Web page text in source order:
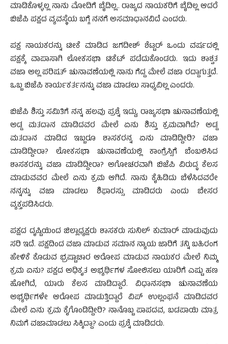
ಮಾಡಿಕೊಳ್ಳಲ್ಲ ನಾನು ಮೋದಿಗೆ ಬೈದಿಲ್ಲ.. ರಾಜ್ಯದ ನಾಯಕರಿಗೆ ಬೈದಿಲ್ಲ ಆದರೆ
ಬಿಜೆಪಿ ಪಕ್ಷದ ವ್ಯವಸ್ಥೆಯ ಬಗ್ಗೆ ನನಗೆ ಅಸಮಾಧಾನವಿದೆ ಎಂದರು.
ಪಕ್ಷ ನಾಯಕರನ್ನು ಟೀಕೆ ಮಾಡಿದ ಜಗದೀಶ್ ಶೆಟ್ಟರ್ ಒಂದು ವರ್ಷದಲ್ಲಿ
ಪಕ್ಷಕ್ಕೆ ವಾಪಾಸಾಗಿ ಲೋಕಸಭಾ ಟಿಕೆಟ್ ಪಡೆದುಕೊಂಡರು. ಇದು ಶಾಶ್ವತ
ವಜಾ ಅಲ್ಲ ಪರಿಷತ್ ಚುನಾವಣೆಯಲ್ಲಿ ನಾನು ಗೆದ್ದ ಮೇಲೆ ವಜಾ ರದ್ದಾಗುತ್ತದೆ.
ಒಬ್ಬ ಬಿಜೆಪಿ ಕಾರ್ಯಕರ್ತನನ್ನು ವಜಾ ಮಾಡಲು ಸಾಧ್ಯವಿಲ್ಲ ಎಂದರು.
ಬಿಜೆಪಿ ಶಿಸ್ತು ಸಮಿತಿಗೆ ನನ್ನ ಹಲವು ಪ್ರಶ್ನೆ ಇದ್ದು, ರಾಜ್ಯಸಭಾ ಚುನಾವಣೆಯಲ್ಲಿ
ಅಡ್ಡ ಮತದಾನ ಮಾಡಿದವರ ಮೇಲೆ ಏನು ಶಿಸ್ತು ಕ್ರಮವಾಗಿದೆ? ಅಡ್ಡ
ಮತದಾನ ಮಾಡಿದ ಇಬ್ಬರೂ ಶಾಸಕರನ್ನ ಏನು ಮಾಡಿದ್ದೀರಿ? ವಜಾ
ಮಾಡಿದ್ದೀರಾ? ಲೋಕಸಭಾ ಚುನಾವಣೆಯಲ್ಲಿ ಕಾಂಗ್ರೆಸ್ಸಿಗೆ ಬೆಂಬಲಿಸಿದ
ಶಾಸಕರನ್ನು ವಜಾ ಮಾಡಿದ್ದೀರಾ? ಅಗೋಚರವಾಗಿ ಬಿಜೆಪಿ ವಿರುದ್ಧ ಕೆಲಸ
ಮಾಡುವವರ ಮೇಲೆ ಏನು ಕ್ರಮ ಆಗಿದೆ. ನಾನು ಕೈಹಿಡಿದು ಬೆಳೆಸಿದವರೇ
ನನ್ನನ್ನು ವಜಾ ಮಾಡಲು ಶಿಫಾರಸ್ಸು ಮಾಡಿದರು ಎಂದು ಬೇಸರ
ವ್ಯಕ್ತಪಡಿಸಿದರು.
ಪಕ್ಷದ ದೃಷ್ಟಿಯಿಂದ ಜಿಲ್ಲಾಧ್ಯಕ್ಷರು ಶಾಸಕರು ಸುನಿಲ್ ಕುಮಾರ್ ಮಾಡುವುದು
ಸರಿ ಇದೆ. ಪಕ್ಷದಿಂದ ವಜಾ ಮಾಡುವ ಸಮಾನ ನ್ಯಾಯ ಜಾರಿಗೆ ತನ್ನಿ ಬಹಿರಂಗ
ಹೇಳಿಕೆ ಕೊಡುವ ಭ್ರಷ್ಟಾಚಾರ ಆರೋಪ ಮಾಡುವ ನಾಯಕರ ಮೇಲೆ ನಿಮ್ಮ
ಕ್ರಮ ಏನು? ಪಕ್ಷದ ಅಧಿಕೃತ ಅಭ್ಯರ್ಥಿಗಳ ಸೋಲಿಸಲು ಯಾರಿಗೆ ಎಷ್ಟು ಹಣ
ಹೋಗಿದೆ, ಯಾರು ಕೆಲಸ ಮಾಡಿದ್ದಾರೆ. ವಿಧಾನಸಭಾ ಚುನಾವಣೆಯ
ಅಭ್ಯರ್ಥಿಗಳೇ ಆರೋಪ ಮಾಡುತ್ತಿದ್ದಾರೆ ವಿಪ್ ಉಲ್ಲಂಘನೆ ಮಾಡಿದವರ
ಮೇಲೆ ಏನು ಕ್ರಮ ಕೈಗೊಂಡಿದ್ದೀರಿ? ನಾನೊಬ್ಬ ಪಾಪದವ, ಬಡಪಾಯಿ ಮಾತ್ರ
ನಿಮಗೆ ವಜಾಮಾಡಲು ಸಿಕ್ಕಿದ್ದಾ? ಎಂದು ಪ್ರಶ್ನೆ ಮಾಡಿದರು.